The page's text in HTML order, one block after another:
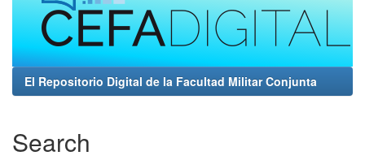
El Repositorio Digital de la Facultad Militar Conjunta
Search